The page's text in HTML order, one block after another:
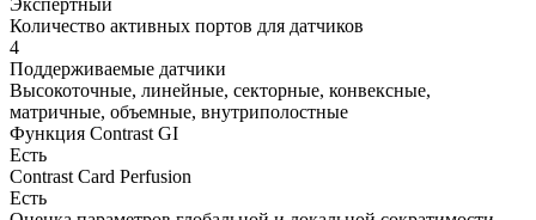
Экспертный
Количество активных портов для датчиков
4
Поддерживаемые датчики
Высокоточные, линейные, секторные, конвексные,
матричные, объемные, внутриполостные
Функция Contrast GI
Есть
Contrast Card Perfusion
Есть